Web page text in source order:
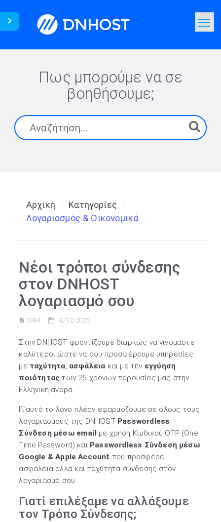
Επικοινωνία
Πως μπορούμε να σε
βοηθήσουμε;
Αρχική
Κατηγορίες
Λογαριασμός & Οικονομικά
Νέοι τρόποι σύνδεσης
στον DNHOST
λογαριασμό σου
5094 10/12/2025
Στην DNHOST φροντίζουμε διαρκώς να γινόμαστε
καλύτεροι ώστε να σου προσφέρουμε υπηρεσίες
με ταχύτητα, ασφάλεια και με την εγγύηση
ποιότητας των 25 χρόνων παρουσίας μας στην
Ελληνική αγορά.
Γι’αυτό το λόγο πλέον εφαρμόζουμε σε όλους τους
λογαριασμούς της DNHOST Passwordless
Σύνδεση μέσω emailμε χρήση Κωδικού OTP (One
Time Password) και Passwordless Σύνδεση μέσω
Google & Apple Account που προσφέρει
ασφάλεια αλλά και ταχύτητα σύνδεσης στον
λογαριασμό σου.
Γιατί επιλέξαμε να αλλάξουμε
τον Τρόπο Σύνδεσης;